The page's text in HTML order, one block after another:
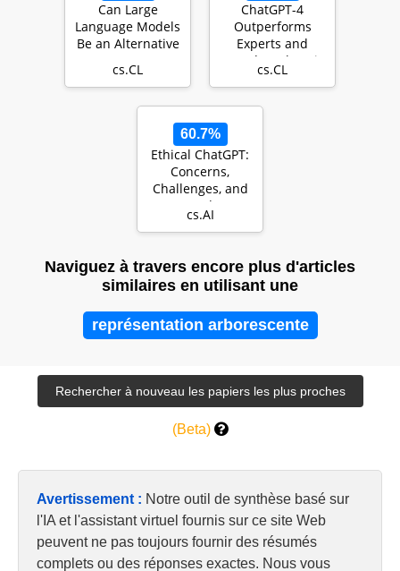
Can Large
Language Models
Be an Alternative
Evaluations?
cs.CL
ChatGPT-4
Outperforms
Experts and
Crowd Workers in
Annotating
cs.CL
60.7%
Ethical ChatGPT:
Concerns,
Challenges, and
Commandments
cs.AI
Naviguez à travers encore plus d'articles
similaires en utilisant une
représentation arborescente
(Beta)
Avertissement : Notre outil de synthèse basé sur
l'IA et l'assistant virtuel fournis sur ce site Web
peuvent ne pas toujours fournir des résumés
complets ou des réponses exactes. Nous vous